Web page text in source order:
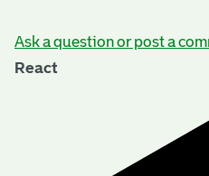
Ask a question or post a
React